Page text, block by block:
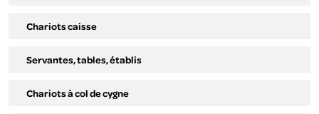
Chariots caisse
Servantes, tables, établis
Chariots à col de cygne